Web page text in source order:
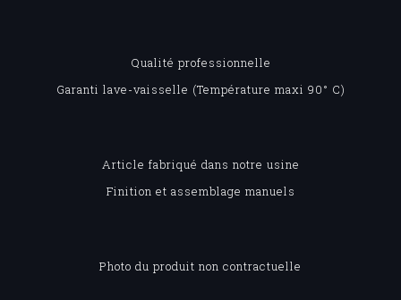
Qualité professionnelle
Garanti lave-vaisselle (Température maxi 90° C)
Article fabriqué dans notre usine
Finition et assemblage manuels
Photo du produit non contractuelle